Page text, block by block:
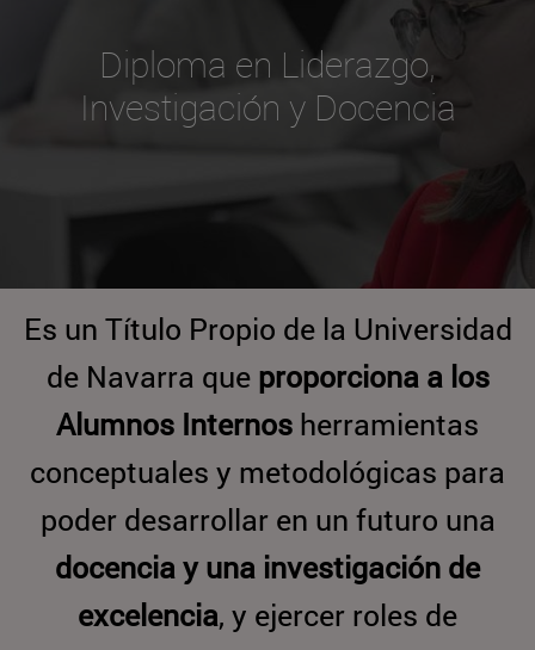
Diploma en Liderazgo,
Investigación y Docencia
Es un Título Propio de la Universidad
de Navarra que proporciona a los
Alumnos Internos herramientas
conceptuales y metodológicas para
poder desarrollar en un futuro una
docencia y una investigación de
excelencia, y ejercer roles de